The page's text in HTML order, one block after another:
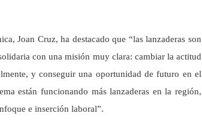
Joan Cruz, ha destacado que “las lanzaderas son
con una misión muy clara: cambiar la actitud
y conseguir una oportunidad de futuro en el
están funcionando más lanzaderas en la región,
e inserción laboral”.